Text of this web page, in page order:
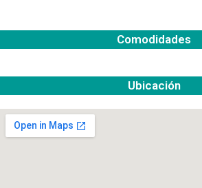
Comodidades
Ubicación